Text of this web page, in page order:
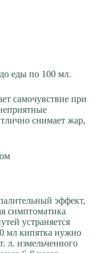
еды по 100 мл.
самочувствие при
снимает жар,
эффект,
симптоматика
устраняется
мл кипятка нужно
л. измельченного